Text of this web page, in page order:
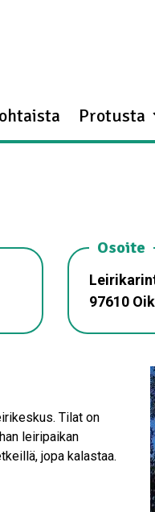
Protusta
Osoite
97610
Tilat on
leiripaikan
jopa kalastaa.